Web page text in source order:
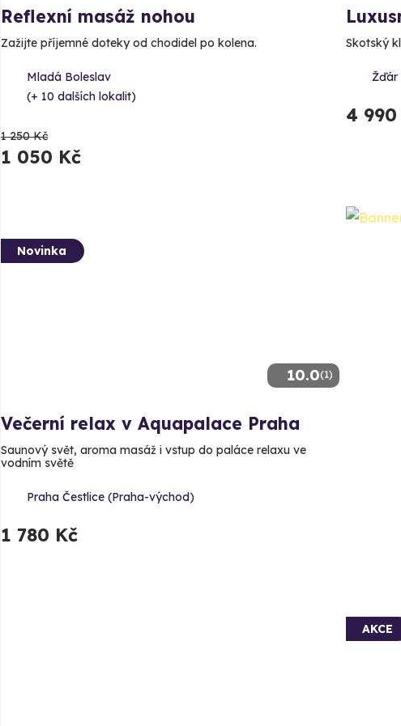
Reflexní masáž nohou
Zažijte příjemné doteky od chodidel po kolena.
Mladá Boleslav
(+ 10 dalších lokalit)
1 250 Kč
1 050 Kč
Skotský
Žďár
4 990
10.0(1)
Novinka
Večerní relax v Aquapalace Praha
Saunový svět, aroma masáž i vstup do paláce relaxu ve
vodním světě
Praha Čestlice (Praha-východ)
1 780 Kč
AKCE